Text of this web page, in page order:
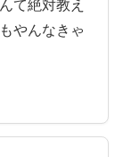
て絶対教え
やんなきゃ